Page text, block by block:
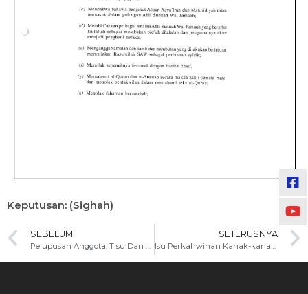
Keputusan: (Sighah)
SEBELUM SETERUSNYA